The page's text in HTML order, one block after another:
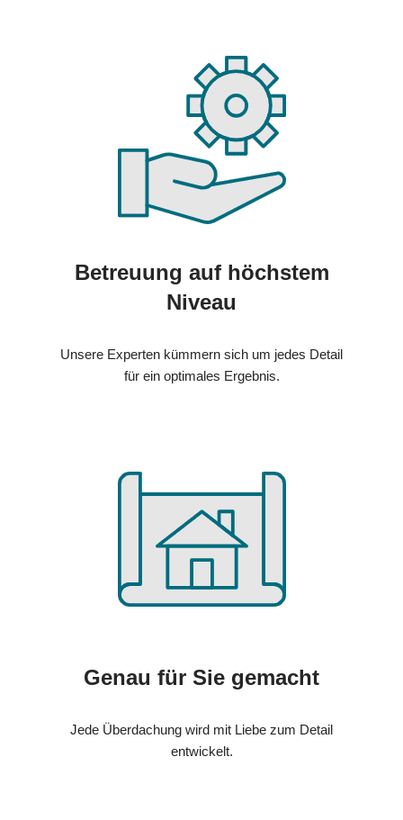
Betreuung auf höchstem
Niveau
Unsere Experten kümmern sich um jedes Detail
für ein optimales Ergebnis.
Genau für Sie gemacht
Jede Überdachung wird mit Liebe zum Detail
entwickelt.